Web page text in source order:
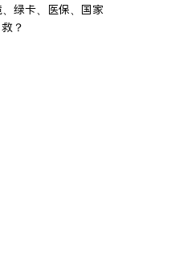
绿卡、医保、国家
？